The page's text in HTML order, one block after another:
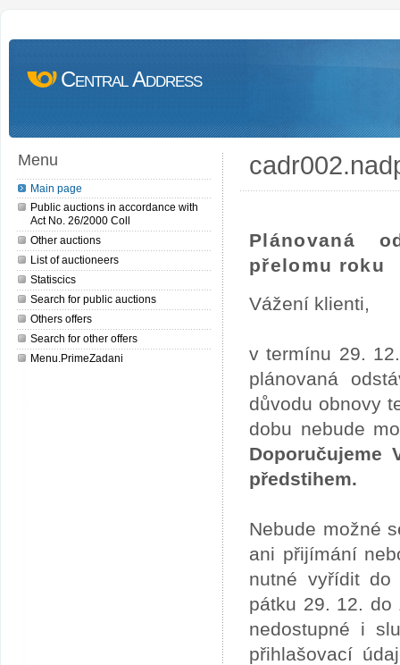
Central Address
Menu
Main page
Public auctions in accordance with
Act No. 26/2000 Coll
Other auctions
List of auctioneers
Statiscics
Search for public auctions
Others offers
Search for other offers
Menu.PrimeZadani
Plánovaná
přelomu roku
Vážení klienti,
v termínu 29.
plánovaná
důvodu obnovy
dobu nebude
Doporučujeme
předstihem.
Nebude možné
ani přijímání
nutné vyřídit do
pátku 29. 12. do
nedostupné i
přihlašovací